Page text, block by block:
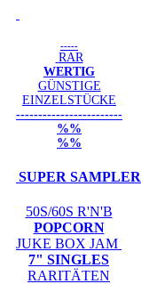
-----
RAR
WERTIG
GÜNSTIGE
EINZELSTÜCKE
------------------------
%%
%%
SUPER SAMPLER
50S/60S R'N'B
POPCORN
JUKE BOX JAM
7" SINGLES
RARITÄTEN